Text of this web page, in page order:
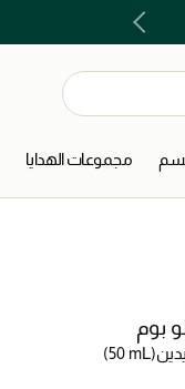
مجموعات الهدايا
بوم
(50 mL)